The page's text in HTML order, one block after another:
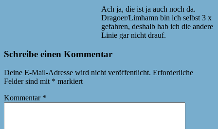
Ach ja, die ist ja auch noch da.
Dragoer/Limhamn bin ich selbst 3 x
gefahren, deshalb hab ich die andere
Linie gar nicht drauf.
Schreibe einen Kommentar
Deine E-Mail-Adresse wird nicht veröffentlicht. Erforderliche
Felder sind mit * markiert
Kommentar *